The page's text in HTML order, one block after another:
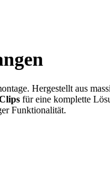
Hergestellt aus
für eine komplette
Funktionalität.